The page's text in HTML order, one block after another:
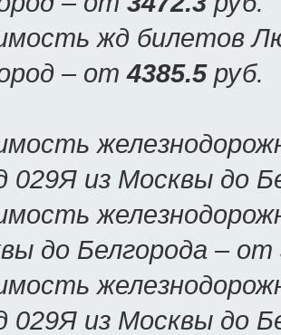
жд билетов
– от4385.5руб.
029Я из Москвы до
до Белгорода – от
029Я из Москвы до